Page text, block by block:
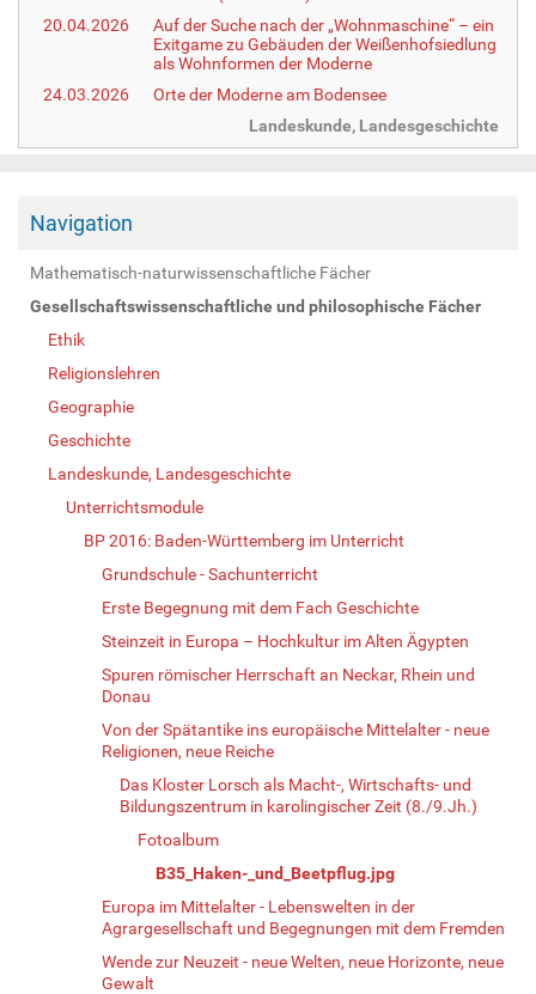
20.04.2026
Auf der Suche nach der „Wohnmaschine“ – ein
Exitgame zu Gebäuden der Weißenhofsiedlung
als Wohnformen der Moderne
24.03.2026
Orte der Moderne am Bodensee
Landeskunde, Landesgeschichte
Navigation
Mathematisch-naturwissenschaftliche Fächer
Gesellschaftswissenschaftliche und philosophische Fächer
Ethik
Religionslehren
Geographie
Geschichte
Landeskunde, Landesgeschichte
Unterrichtsmodule
BP 2016: Baden-Württemberg im Unterricht
Grundschule - Sachunterricht
Erste Begegnung mit dem Fach Geschichte
Steinzeit in Europa – Hochkultur im Alten Ägypten
Spuren römischer Herrschaft an Neckar, Rhein und
Donau
Von der Spätantike ins europäische Mittelalter - neue
Religionen, neue Reiche
Das Kloster Lorsch als Macht-, Wirtschafts- und
Bildungszentrum in karolingischer Zeit (8./9.Jh.)
Fotoalbum
B35_Haken-_und_Beetpflug.jpg
Europa im Mittelalter - Lebenswelten in der
Agrargesellschaft und Begegnungen mit dem Fremden
Wende zur Neuzeit - neue Welten, neue Horizonte, neue
Gewalt